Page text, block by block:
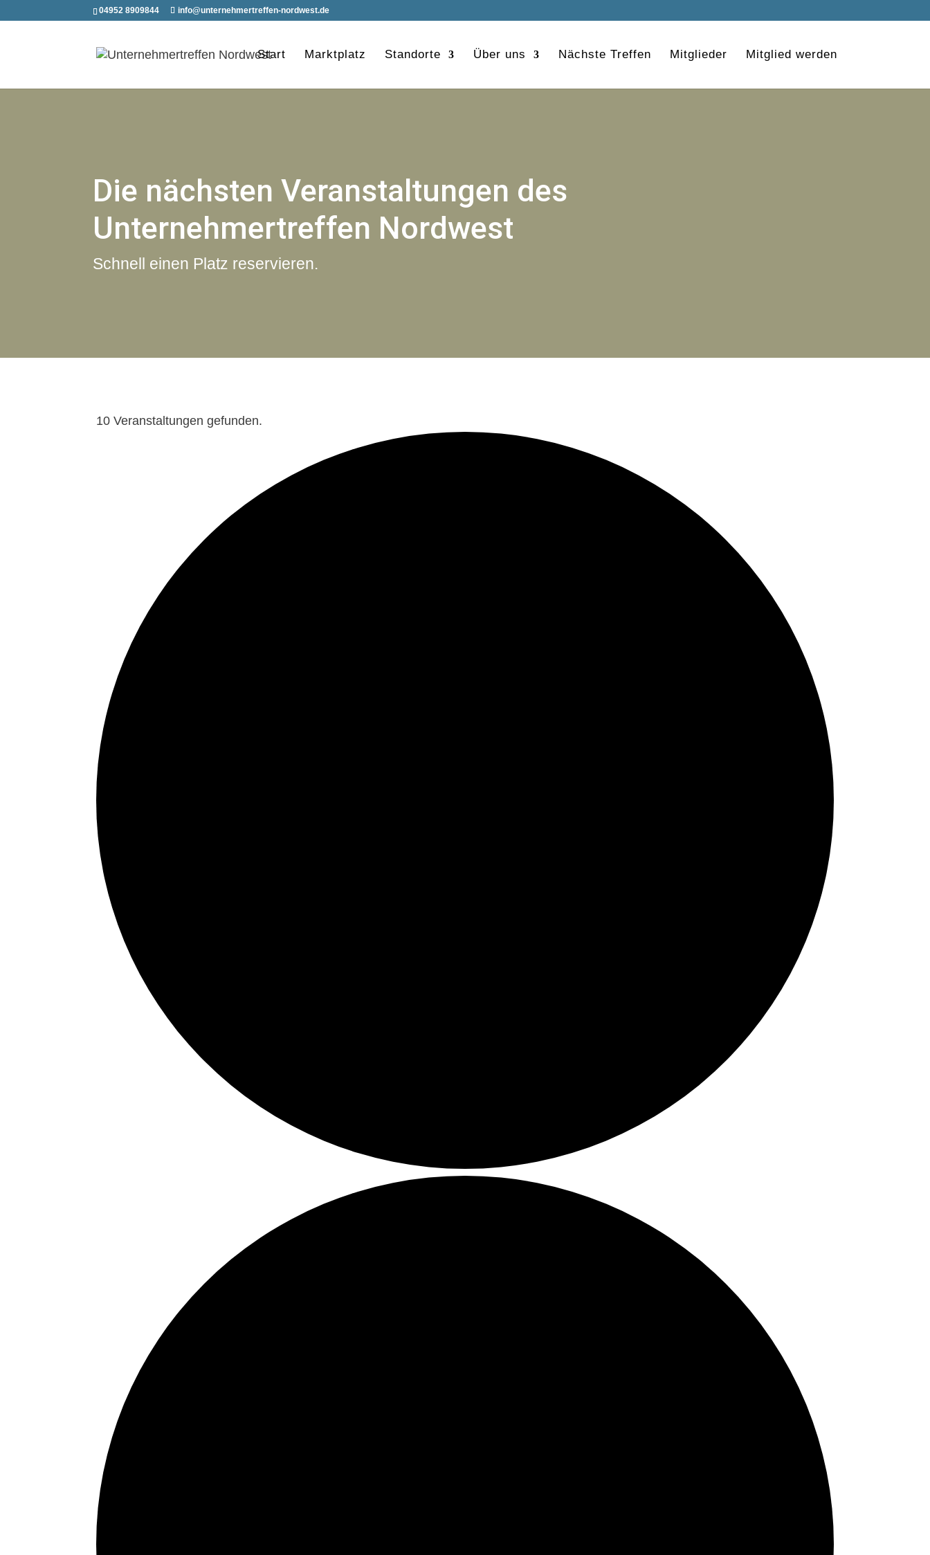
04952 8909844 info@unternehmertreffen-nordwest.de
Start Marktplatz Standorte Über uns Nächste Treffen Mitglieder Mitglied werden
Die nächsten Veranstaltungen des
Unternehmertreffen Nordwest
Schnell einen Platz reservieren.
10 Veranstaltungen gefunden.